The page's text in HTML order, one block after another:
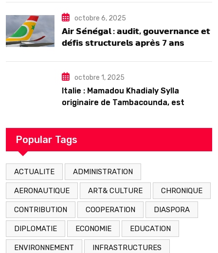
octobre 6, 2025
𝗔𝗶𝗿 𝗦𝗲́𝗻𝗲́𝗴𝗮𝗹 : 𝗮𝘂𝗱𝗶𝘁, 𝗴𝗼𝘂𝘃𝗲𝗿𝗻𝗮𝗻𝗰𝗲 𝗲𝘁
𝗱𝗲́𝗳𝗶𝘀 𝘀𝘁𝗿𝘂𝗰𝘁𝘂𝗿𝗲𝗹𝘀 𝗮𝗽𝗿𝗲̀𝘀 7 𝗮𝗻𝘀
octobre 1, 2025
Italie : Mamadou Khadialy Sylla
originaire de Tambacounda, est
arrestation
Popular Tags
ACTUALITE ADMINISTRATION
AERONAUTIQUE ART& CULTURE CHRONIQUE
CONTRIBUTION COOPERATION DIASPORA
DIPLOMATIE ECONOMIE EDUCATION
ENVIRONNEMENT INFRASTRUCTURES